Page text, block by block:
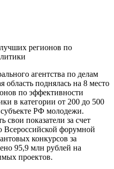
агентства по делам
область поднялась на 8 место
по эффективности
в категории от 200 до 500
РФ молодежи.
свои показатели за счет
Всероссийской форумной
конкурсов за
95,9 млн рублей на
проектов.